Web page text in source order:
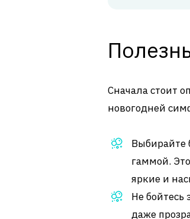
Сначала стоит
новогодней
Выбирайте
гаммой.
яркие и
Не бойтесь
даже